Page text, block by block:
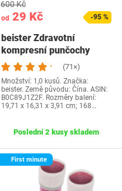
od 29 Kč
600 Kč
-95 %
beister Zdravotní
kompresní punčochy
Dámské Dlouhé, 20-30…
(71×)
Množství: 1,0 kusů. Značka:
beister. Země původu: Čína. ASIN:
B0C89J1Z2F. Rozměry balení:
19,71 x 16,31 x 3,91 cm; 168…
Poslední 2 kusy skladem
First minute